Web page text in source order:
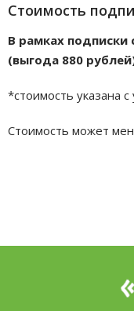
Стоимость
В рамках подписки
(выгода 880
*стоимость указана
Стоимость может